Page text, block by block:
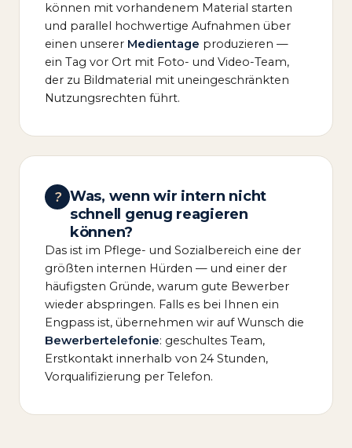
können mit vorhandenem Material starten
und parallel hochwertige Aufnahmen über
einen unserer Medientage produzieren —
ein Tag vor Ort mit Foto- und Video-Team,
der zu Bildmaterial mit uneingeschränkten
Nutzungsrechten führt.
?
Was, wenn wir intern nicht
schnell genug reagieren
können?
Das ist im Pflege- und Sozialbereich eine der
größten internen Hürden — und einer der
häufigsten Gründe, warum gute Bewerber
wieder abspringen. Falls es bei Ihnen ein
Engpass ist, übernehmen wir auf Wunsch die
Bewerbertelefonie: geschultes Team,
Erstkontakt innerhalb von 24 Stunden,
Vorqualifizierung per Telefon.